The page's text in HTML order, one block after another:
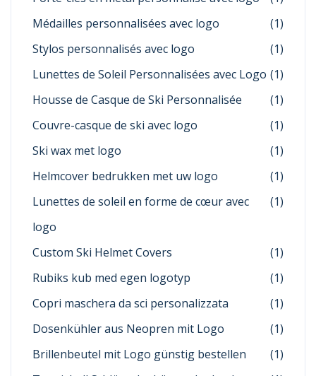
Médailles personnalisées avec logo
(1)
Stylos personnalisés avec logo
(1)
Lunettes de Soleil Personnalisées avec Logo (1)
Housse de Casque de Ski Personnalisée
(1)
Couvre-casque de ski avec logo
(1)
Ski wax met logo
(1)
Helmcover bedrukken met uw logo
(1)
Lunettes de soleil en forme de cœur avec
logo
(1)
Custom Ski Helmet Covers
(1)
Rubiks kub med egen logotyp
(1)
Copri maschera da sci personalizzata
(1)
Dosenkühler aus Neopren mit Logo
(1)
Brillenbeutel mit Logo günstig bestellen
(1)